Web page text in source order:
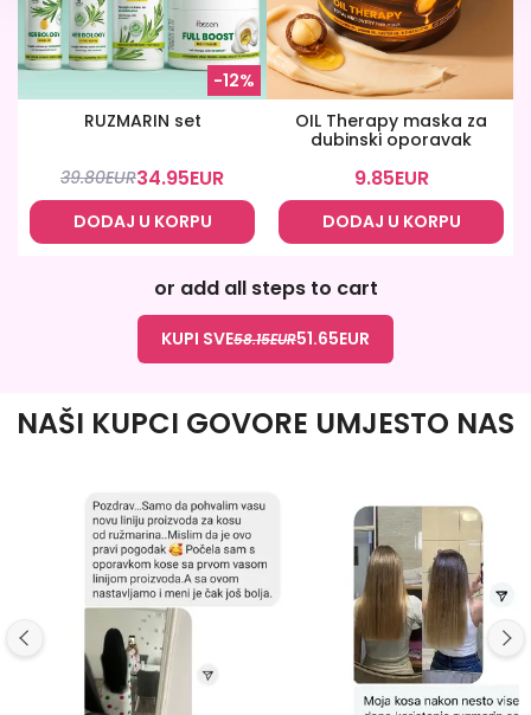
-12%
RUZMARIN set
39.80EUR34.95EUR
DODAJ U KORPU
OIL Therapy maska za
dubinski oporavak
9.85EUR
DODAJ U KORPU
or add all steps to cart
KUPI SVE58.15EUR51.65EUR
NAŠI KUPCI GOVORE UMJESTO NAS